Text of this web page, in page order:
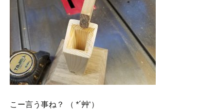
こー言う事ね？ （ *´艸‘）